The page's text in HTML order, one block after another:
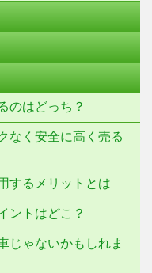
のはどっち？
なく安全に高く売る
するメリットとは
ントはどこ？
じゃないかもしれま